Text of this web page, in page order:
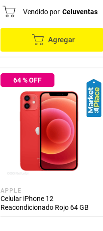
Vendido por Celuventas
Agregar
64% OFF
APPLE
Celular iPhone 12
Reacondicionado Rojo 64 GB